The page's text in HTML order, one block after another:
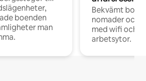
boenden
man
Bekvämt
nomader och
med wifi och
arbetsytor.